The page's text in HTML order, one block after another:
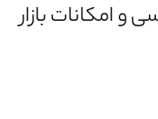
و امکانات بازار